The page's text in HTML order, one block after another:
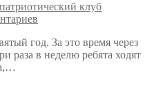
клуб
год. За это время через
раза в неделю ребята ходят